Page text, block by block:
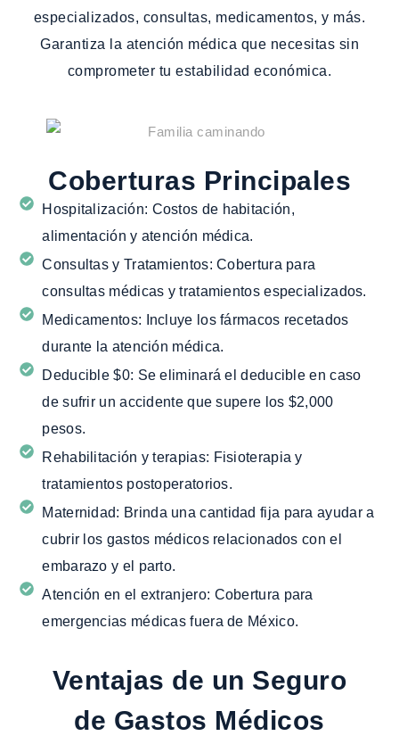
especializados, consultas, medicamentos, y más.
Garantiza la atención médica que necesitas sin
comprometer tu estabilidad económica.
Coberturas Principales
Hospitalización: Costos de habitación,
alimentación y atención médica.
Consultas y Tratamientos: Cobertura para
consultas médicas y tratamientos especializados.
Medicamentos: Incluye los fármacos recetados
durante la atención médica.
Deducible $0: Se eliminará el deducible en caso
de sufrir un accidente que supere los $2,000
pesos.
Rehabilitación y terapias: Fisioterapia y
tratamientos postoperatorios.
Maternidad: Brinda una cantidad fija para ayudar a
cubrir los gastos médicos relacionados con el
embarazo y el parto.
Atención en el extranjero: Cobertura para
emergencias médicas fuera de México.
Ventajas de un Seguro
de Gastos Médicos